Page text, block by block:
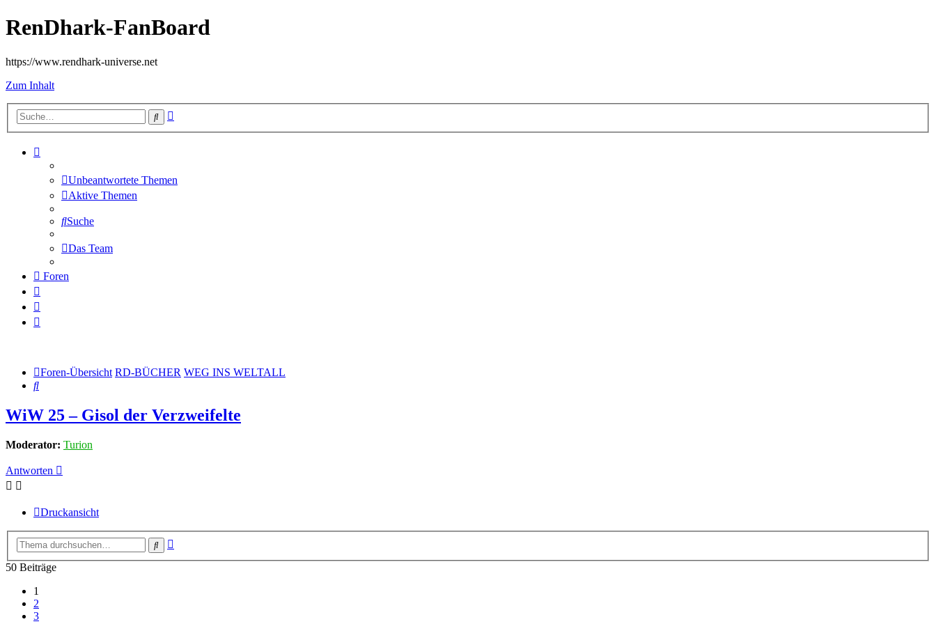
RenDhark-FanBoard
https://www.rendhark-universe.net
Zum Inhalt
Suche
Unbeantwortete Themen
Aktive Themen
Suche
Das Team
Foren
Foren-Übersicht RD-BÜCHER WEG INS WELTALL
Suche
WiW 25 – Gisol der Verzweifelte
Moderator: Turion
Antworten
Druckansicht
Suche
50 Beiträge
1
2
3